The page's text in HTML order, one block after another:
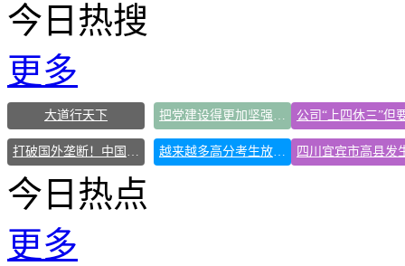
今日热搜
更多
大道行天下 把党建设得更加坚强有力
打破国外垄断！中国重磅科技集中上新 越来越多高分考生放弃985选警校
今日热点
更多